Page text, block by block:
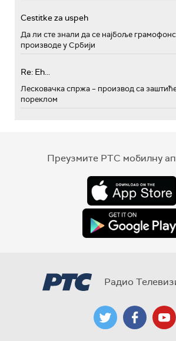
Cestitke za uspeh
Да ли сте знали да се најбоље
производе у Србији
Re: Eh...
Лесковачка спржа – производ са
пореклом
Преузмите РТС мобилну
Радио